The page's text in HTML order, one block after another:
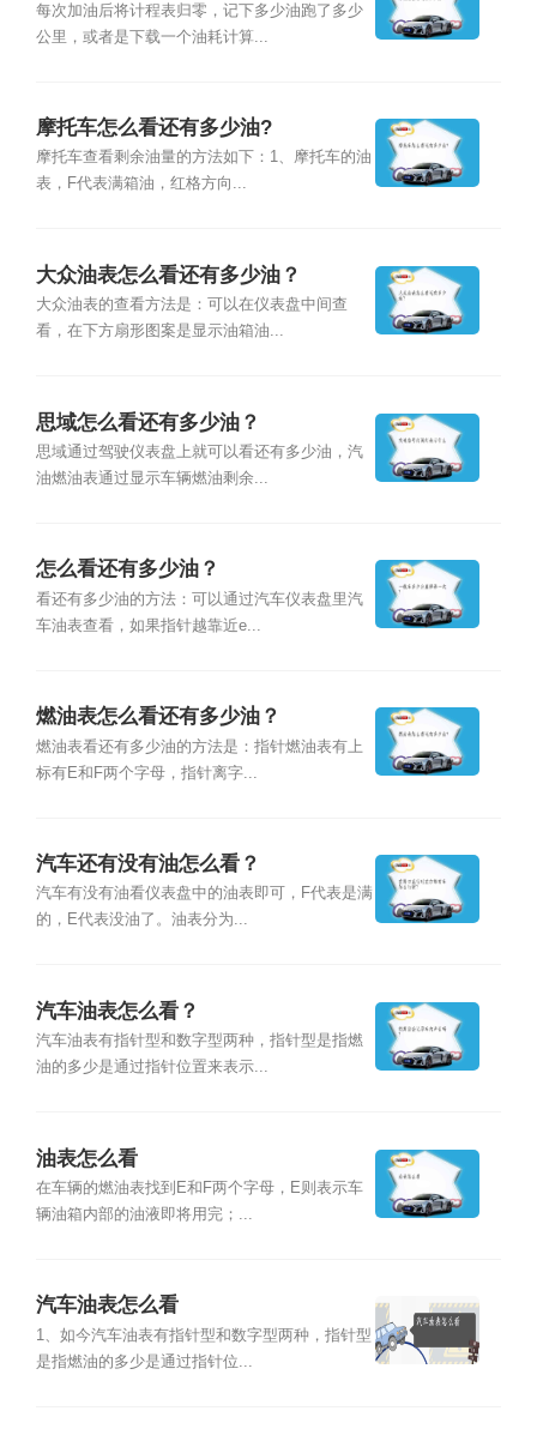
每次加油后将计程表归零，记下多少油跑了多少
公里，或者是下载一个油耗计算...
摩托车怎么看还有多少油?
摩托车查看剩余油量的方法如下：1、摩托车的油
表，F代表满箱油，红格方向...
大众油表怎么看还有多少油？
大众油表的查看方法是：可以在仪表盘中间查
看，在下方扇形图案是显示油箱油...
思域怎么看还有多少油？
思域通过驾驶仪表盘上就可以看还有多少油，汽
油燃油表通过显示车辆燃油剩余...
怎么看还有多少油？
看还有多少油的方法：可以通过汽车仪表盘里汽
车油表查看，如果指针越靠近e...
燃油表怎么看还有多少油？
燃油表看还有多少油的方法是：指针燃油表有上
标有E和F两个字母，指针离字...
汽车还有没有油怎么看？
汽车有没有油看仪表盘中的油表即可，F代表是满
的，E代表没油了。油表分为...
汽车油表怎么看？
汽车油表有指针型和数字型两种，指针型是指燃
油的多少是通过指针位置来表示...
油表怎么看
在车辆的燃油表找到E和F两个字母，E则表示车
辆油箱内部的油液即将用完；...
汽车油表怎么看
1、如今汽车油表有指针型和数字型两种，指针型
是指燃油的多少是通过指针位...